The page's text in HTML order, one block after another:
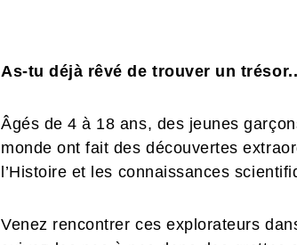
As-tu déjà rêvé de trouver un
Âgés de 4 à 18 ans, des jeunes
monde ont fait des découvertes
l’Histoire et les connaissances
Venez rencontrer ces explorateurs